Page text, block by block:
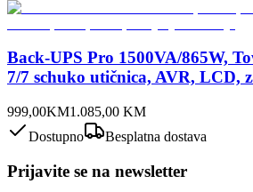
Back-UPS Pro 1500VA/865W,
7/7 schuko utičnica, AVR, LCD,
999,00KM1.085,00 KM
Dostupno
Besplatna dostava
Prijavite se na newsletter